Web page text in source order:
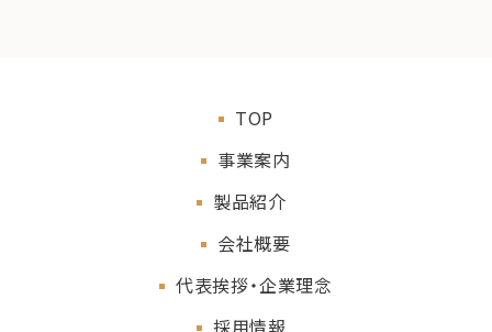
TOP
事業案内
製品紹介
会社概要
代表挨拶・企業理念
採用情報